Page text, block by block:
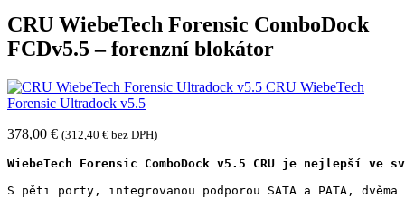
CRU WiebeTech Forensic ComboDock
FCDv5.5 – forenzní blokátor
CRU WiebeTech
Forensic Ultradock v5.5
378,00 € (312,40 € bez DPH)
WiebeTech Forensic ComboDock v5.5 CRU je nejlepší ve
S pěti porty, integrovanou podporou SATA a PATA,